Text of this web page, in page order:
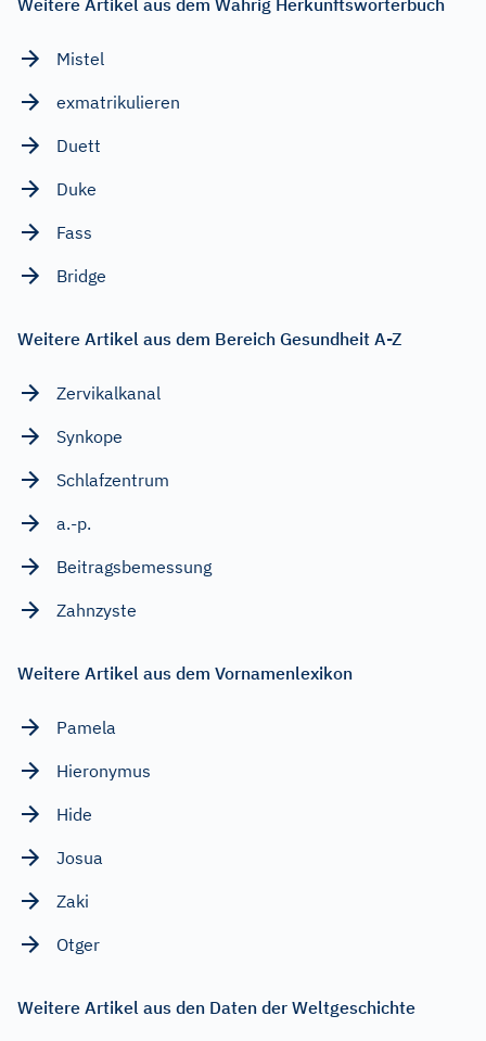
Mistel
exmatrikulieren
Duett
Duke
Fass
Bridge
Weitere Artikel aus dem Bereich Gesundheit A-Z
Zervikalkanal
Synkope
Schlafzentrum
a.-p.
Beitragsbemessung
Zahnzyste
Weitere Artikel aus dem Vornamenlexikon
Pamela
Hieronymus
Hide
Josua
Zaki
Otger
Weitere Artikel aus den Daten der Weltgeschichte